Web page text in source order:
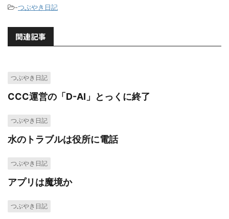
-つぶやき日記
関連記事
つぶやき日記
CCC運営の「D-AI」とっくに終了
つぶやき日記
水のトラブルは役所に電話
つぶやき日記
アプリは魔境か
つぶやき日記